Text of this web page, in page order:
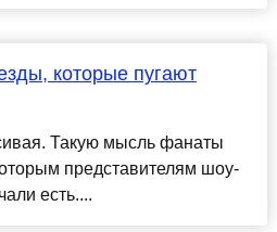
которые пугают
Такую мысль фанаты
представителям шоу-
есть....